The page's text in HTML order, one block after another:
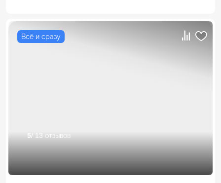
Всё и сразу
5/ 13 отзывов